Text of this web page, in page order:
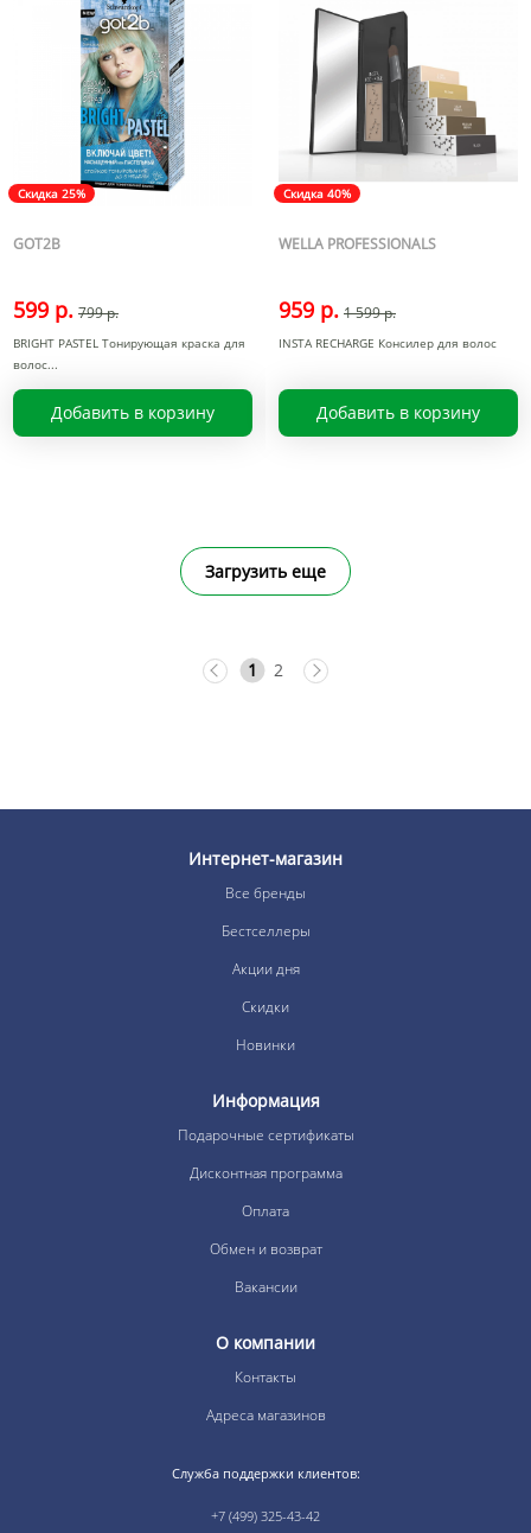
Скидка 25%
GOT2B
599 р. 799 р.
BRIGHT PASTEL Тонирующая краска для
волос
Добавить в корзину
Скидка 40%
WELLA PROFESSIONALS
959 р. 1 599 р.
INSTA RECHARGE Консилер для волос
Добавить в корзину
Загрузить еще
1 2
Интернет-магазин
Все бренды
Бестселлеры
Акции дня
Скидки
Новинки
Информация
Подарочные сертификаты
Дисконтная программа
Оплата
Обмен и возврат
Вакансии
О компании
Контакты
Адреса магазинов
Служба поддержки клиентов:
+7 (499) 325-43-42